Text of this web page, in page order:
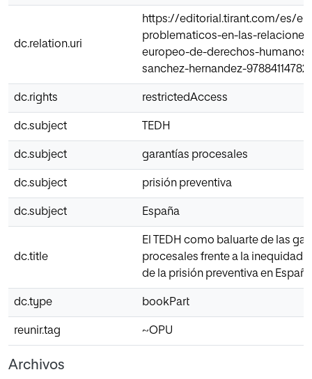
dc.relation.uri
https://editorial.tirant.com/es/
problematicos-en-las-
europeo-de-derechos-
sanchez-hernandez-
dc.rights restrictedAccess
dc.subject TEDH
dc.subject garantías procesales
dc.subject prisión preventiva
dc.subject España
dc.title
El TEDH como baluarte de las
procesales frente a la inequidad
de la prisión preventiva en España
dc.type bookPart
reunir.tag ~OPU
Archivos